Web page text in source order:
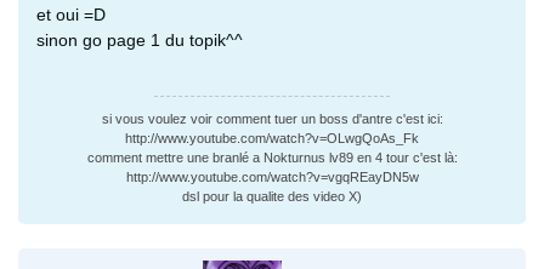
et oui =D
sinon go page 1 du topik^^
si vous voulez voir comment tuer un boss d'antre c'est ici:
http://www.youtube.com/watch?v=OLwgQoAs_Fk
comment mettre une branlé a Nokturnus lv89 en 4 tour c'est là:
http://www.youtube.com/watch?v=vgqREayDN5w
dsl pour la qualite des video X)